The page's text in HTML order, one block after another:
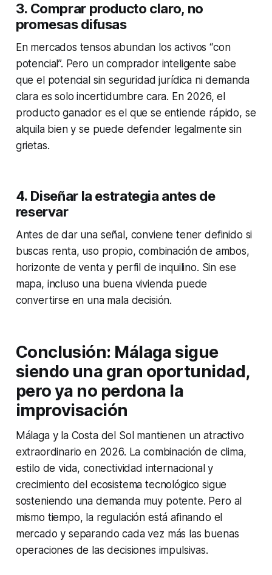
3. Comprar producto claro, no
promesas difusas
En mercados tensos abundan los activos “con
potencial”. Pero un comprador inteligente sabe
que el potencial sin seguridad jurídica ni demanda
clara es solo incertidumbre cara. En 2026, el
producto ganador es el que se entiende rápido, se
alquila bien y se puede defender legalmente sin
grietas.
4. Diseñar la estrategia antes de
reservar
Antes de dar una señal, conviene tener definido si
buscas renta, uso propio, combinación de ambos,
horizonte de venta y perfil de inquilino. Sin ese
mapa, incluso una buena vivienda puede
convertirse en una mala decisión.
Conclusión: Málaga sigue
siendo una gran oportunidad,
pero ya no perdona la
improvisación
Málaga y la Costa del Sol mantienen un atractivo
extraordinario en 2026. La combinación de clima,
estilo de vida, conectividad internacional y
crecimiento del ecosistema tecnológico sigue
sosteniendo una demanda muy potente. Pero al
mismo tiempo, la regulación está afinando el
mercado y separando cada vez más las buenas
operaciones de las decisiones impulsivas.